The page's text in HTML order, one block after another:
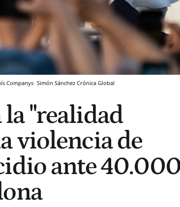
Companys Simón Sánchez Crónica Global
la "realidad
violencia de
ante